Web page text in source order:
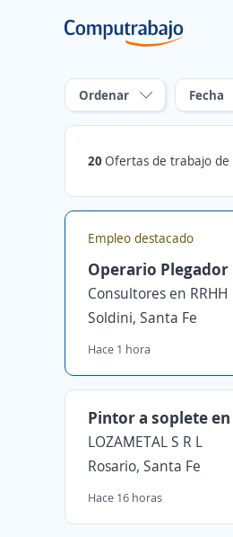
Ordenar Fecha
20 Ofertas de trabajo de
Empleo destacado
Operario Plegador
Consultores en RRHH
Soldini, Santa Fe
Hace 1 hora
Pintor a soplete
LOZAMETAL S R L
Rosario, Santa Fe
Hace 16 horas